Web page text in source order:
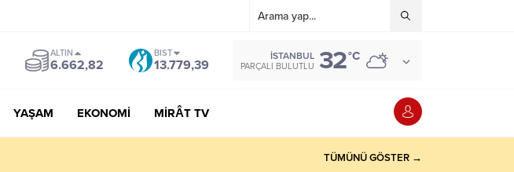
ALTIN
6.662,82
BIST
13.779,39
İSTANBUL
PARÇALI BULUTLU 32°C
YAŞAM EKONOMI MIRÂT TV
TÜMÜNÜ GÖSTER →